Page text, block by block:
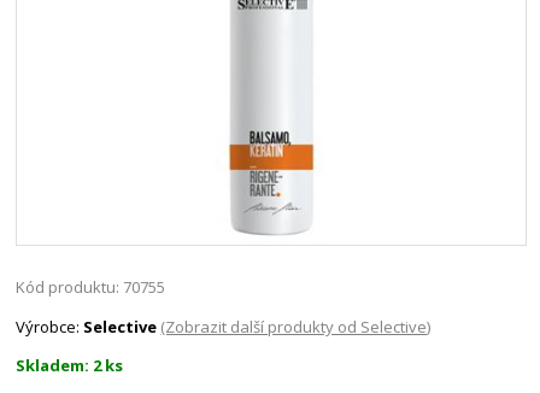
Kód produktu: 70755
Výrobce: Selective (Zobrazit další produkty od Selective)
Skladem: 2 ks